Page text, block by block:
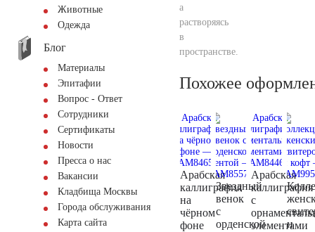
Животные
Одежда
Блог
Материалы
Эпитафии
Вопрос - Ответ
Сотрудники
Сертификаты
Новости
Пресса о нас
Вакансии
Кладбища Москвы
Города обслуживания
Карта сайта
а
растворяясь
в
пространстве.
Похожее
Арабская
каллиграфия
на
чёрном
фоне
Звездный
венок
с
орденской
Арабская
каллиграфия
с
элементами
и